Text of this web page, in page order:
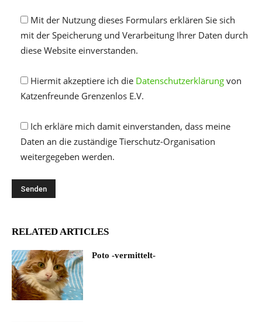
Mit der Nutzung dieses Formulars erklären Sie sich
mit der Speicherung und Verarbeitung Ihrer Daten durch
diese Website einverstanden.
Hiermit akzeptiere ich die Datenschutzerklärung von
Katzenfreunde Grenzenlos E.V.
Ich erkläre mich damit einverstanden, dass meine
Daten an die zuständige Tierschutz-Organisation
weitergegeben werden.
RELATED ARTICLES
Poto -vermittelt-